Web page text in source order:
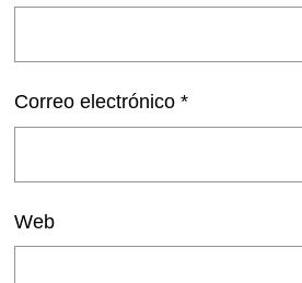
Correo electrónico *
Web